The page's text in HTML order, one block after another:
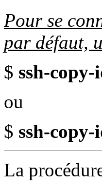
Pour se
par défaut,
$ ssh-
ou
$ ssh-
La